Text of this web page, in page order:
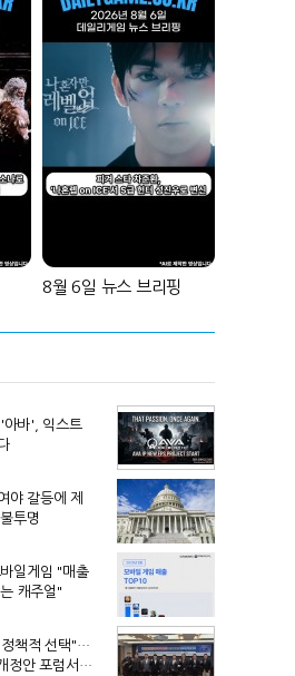
8월 6일 뉴스 브리핑
아바', 익스트
야 갈등에 제
투명
일게임 "매출
캐주얼"
정책적 선택"…
정안 포럼서